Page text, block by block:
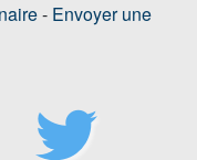
- Envoyer une